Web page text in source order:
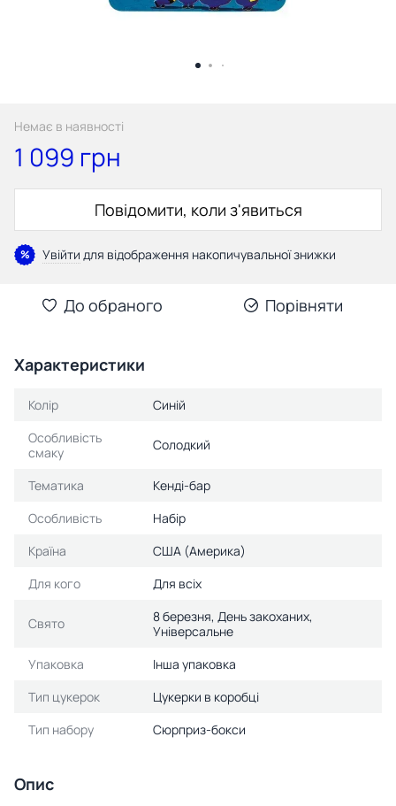
Немає в наявності
1 099 грн
Повідомити, коли з'явиться
% Увійти для відображення накопичувальної знижки
До обраного Порівняти
Характеристики
Колір
Синій
Особливість
смаку
Солодкий
Тематика
Кенді-бар
Особливість
Набір
Країна
США (Америка)
Для кого
Для всіх
Свято
8 березня, День закоханих,
Універсальне
Упаковка
Інша упаковка
Тип цукерок
Цукерки в коробці
Тип набору
Сюрприз-бокси
Опис